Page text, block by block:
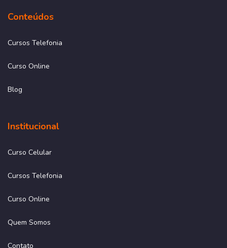
Conteúdos
Cursos Telefonia
Curso Online
Blog
Institucional
Curso Celular
Cursos Telefonia
Curso Online
Quem Somos
Contato